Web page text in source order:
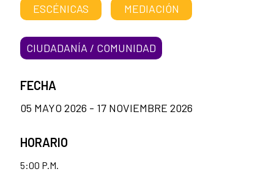
ESCÉNICAS MEDIACIÓN
CIUDADANÍA / COMUNIDAD
FECHA
05 MAYO 2026 - 17 NOVIEMBRE 2026
HORARIO
5:00 P.M.